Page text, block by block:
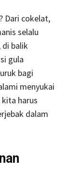
Dari cokelat,
selalu
balik
gula
bagi
menyukai
harus
dalam